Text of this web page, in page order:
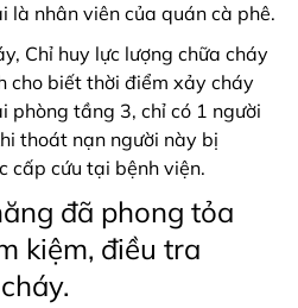
là nhân viên của quán cà phê.
Chỉ huy lực lượng chữa cháy
cho biết thời điểm xảy cháy
phòng tầng 3, chỉ có 1 người
thoát nạn người này bị
cấp cứu tại bệnh viện.
đã phong tỏa
kiệm, điều tra